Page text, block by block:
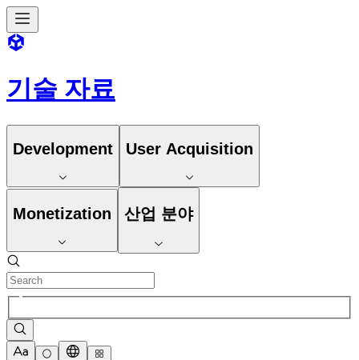
기술 자료
Development User Acquisition
Monetization 산업 분야